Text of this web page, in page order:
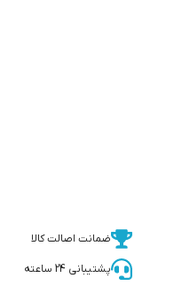
ضمانت اصالت کالا
پشتیبانی 24 ساعته